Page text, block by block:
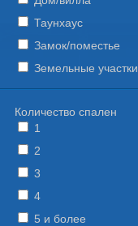
Таунхаус
Замок/поместье
Земельные участки
Количество спален
1
2
3
4
5 и более